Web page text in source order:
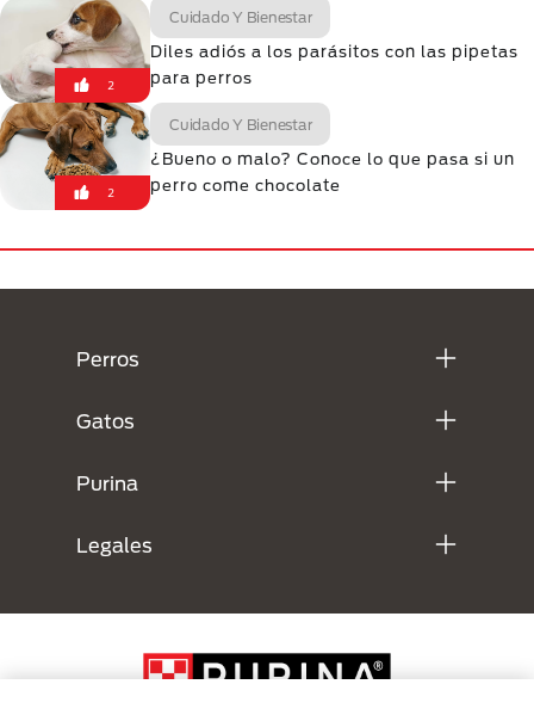
2
Cuidado Y Bienestar
Diles adiós a los parásitos con las pipetas
para perros
2
Cuidado Y Bienestar
¿Bueno o malo? Conoce lo que pasa si un
perro come chocolate
Perros
Gatos
Purina
Legales